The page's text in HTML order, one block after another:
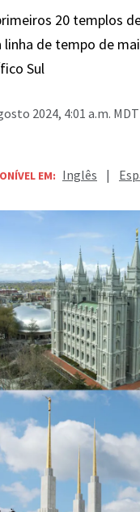
20 templos
linha de tempo de
Sul
2024, 4:01 a.m. MDT
EM: Inglês |